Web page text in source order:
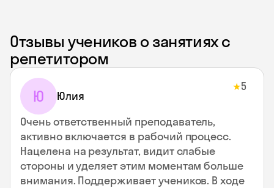
Отзывы учеников о занятиях с
репетитором
Ю Юлия
★5
Очень ответственный преподаватель,
активно включается в рабочий процесс.
Нацелена на результат, видит слабые
стороны и уделяет этим моментам больше
внимания. Поддерживает учеников. В ходе